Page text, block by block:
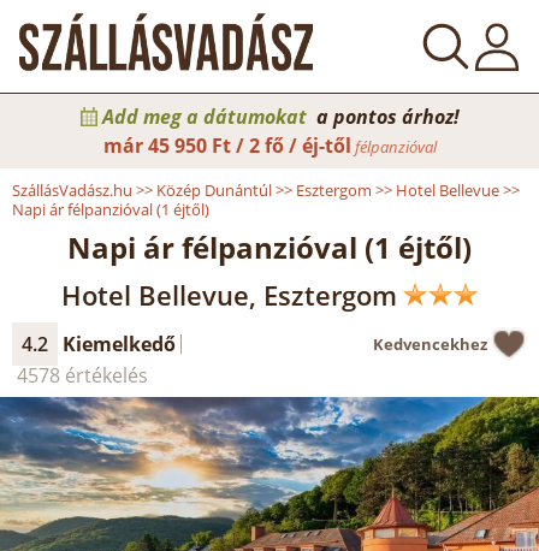
Add meg a dátumokat a pontos árhoz!
már45 950 Ft / 2 fő / éj-től félpanzióval
SzállásVadász.hu >> Közép Dunántúl>> Esztergom >> Hotel Bellevue>>
Napi ár félpanzióval (1 éjtől)
Napi ár félpanzióval (1 éjtől)
Hotel Bellevue, Esztergom
4.2 Kiemelkedő
4578 értékelés
Kedvencekhez